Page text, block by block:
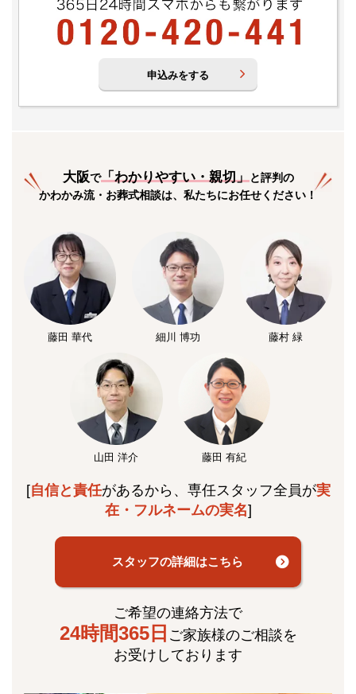
申込みをする
大阪で「わかりやすい・親切」と評判の
かわかみ流・お葬式相談は、私たちにお任せください！
藤田 華代 細川 博功 藤村 緑
山田 洋介 藤田 有紀
[自信と責任があるから、専任スタッフ全員が実
在・フルネームの実名]
スタッフの詳細はこちら
ご希望の連絡方法で
24時間365日 ご家族様のご相談を
お受けしております